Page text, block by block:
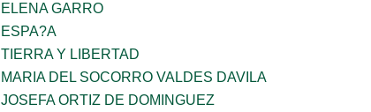
ELENA GARRO
ESPA?A
TIERRA Y LIBERTAD
MARIA DEL SOCORRO VALDES DAVILA
JOSEFA ORTIZ DE DOMINGUEZ